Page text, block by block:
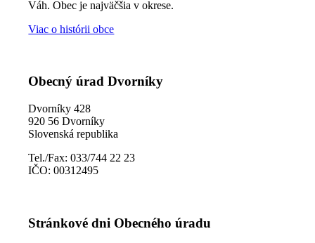
Váh. Obec je najväčšia v okrese.
Viac o histórii obce
Obecný úrad Dvorníky
Dvorníky 428
920 56 Dvorníky
Slovenská republika
Tel./Fax: 033/744 22 23
IČO: 00312495
Stránkové dni Obecného úradu